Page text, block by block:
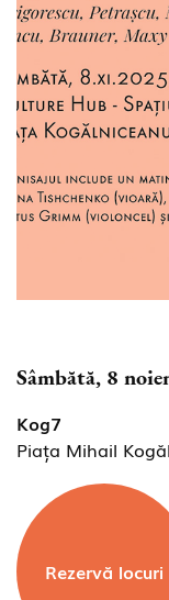
Sâmbătă, 8
Kog7
Piața Mihail
Rezervă locuri